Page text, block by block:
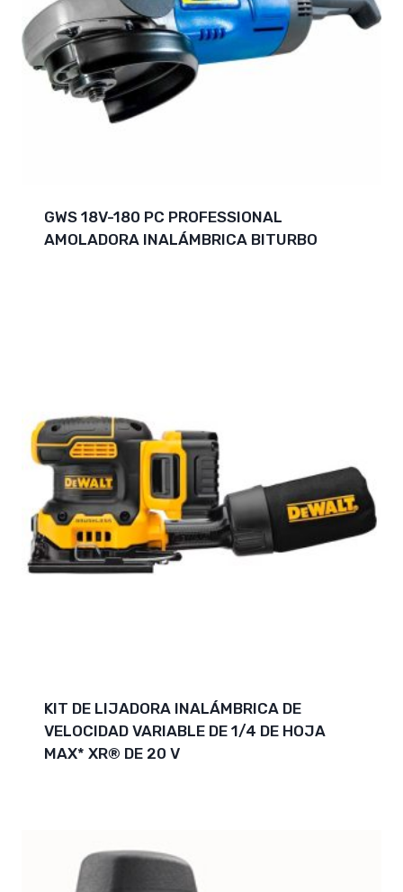
GWS 18V-180 PC PROFESSIONAL
AMOLADORA INALÁMBRICA BITURBO
KIT DE LIJADORA INALÁMBRICA DE
VELOCIDAD VARIABLE DE 1/4 DE HOJA
MAX* XR® DE 20 V